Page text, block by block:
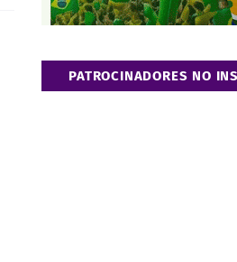
PATROCINADORES NO